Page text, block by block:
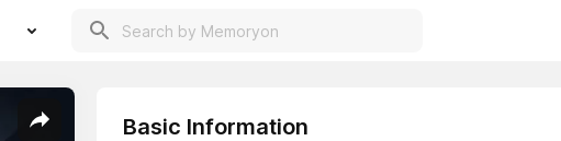
Basic Information